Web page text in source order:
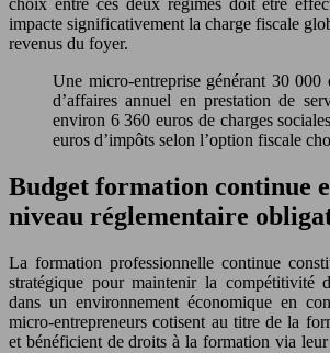
impacte significativement la charge fiscale
revenus du foyer.
Une micro-entreprise générant 30 000
d’affaires annuel en prestation de
environ 6 360 euros de charges
euros d’impôts selon l’option fiscale
Budget formation continue
niveau réglementaire
La formation professionnelle continue
stratégique pour maintenir la compétitivité
dans un environnement économique en
micro-entrepreneurs cotisent au titre de la
et bénéficient de droits à la formation via